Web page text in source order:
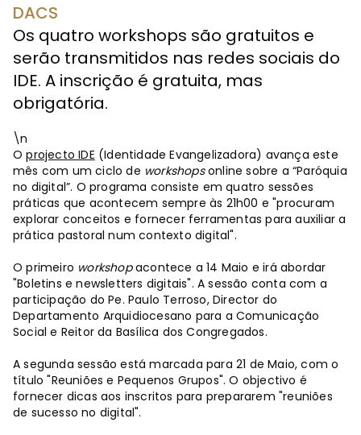
DACS
Os quatro workshops são gratuitos e
serão transmitidos nas redes sociais do
IDE. A inscrição é gratuita, mas
obrigatória.
\n
Oprojecto IDE (Identidade Evangelizadora) avança este
mês com um ciclo de workshopsonline sobre a “Paróquia
no digital”. O programa consiste em quatro sessões
práticas que acontecem sempre às 21h00 e "procuram
explorar conceitos e fornecer ferramentas para auxiliar a
prática pastoral num contexto digital".
O primeiro workshopacontece a 14 Maio e irá abordar
"Boletins e newsletters digitais". A sessão conta com a
participação do Pe. Paulo Terroso, Director do
Departamento Arquidiocesano para a Comunicação
Social e Reitor da Basílica dos Congregados.
A segunda sessão está marcada para 21 de Maio, com o
título "Reuniões e Pequenos Grupos". O objectivo é
fornecer dicas aos inscritos para prepararem "reuniões
de sucesso no digital".